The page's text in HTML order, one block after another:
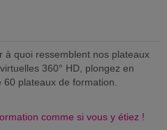
quoi ressemblent nos plateaux
360° HD, plongez en
plateaux de formation.
comme si vous y étiez !